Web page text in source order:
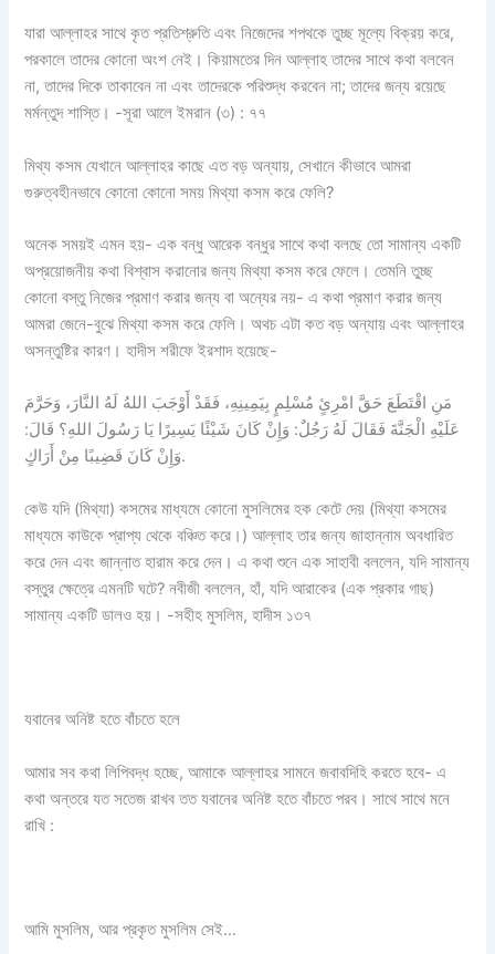
যারা আল্লাহর সাথে কৃত প্রতিশ্রুতি এবং নিজেদের শপথকে তুচ্ছ মূল্যে বিক্রয় করে,
পরকালে তাদের কোনো অংশ নেই। কিয়ামতের দিন আল্লাহ তাদের সাথে কথা বলবেন
না, তাদের দিকে তাকাবেন না এবং তাদেরকে পরিশুদ্ধ করবেন না; তাদের জন্য রয়েছে
মর্মন্তুদ শাস্তি। -সূরা আলে ইমরান (৩) : ৭৭
মিথ্য কসম যেখানে আল্লাহর কাছে এত বড় অন্যায়, সেখানে কীভাবে আমরা
গুরুত্বহীনভাবে কোনো কোনো সময় মিথ্যা কসম করে ফেলি?
অনেক সময়ই এমন হয়- এক বন্ধু আরেক বন্ধুর সাথে কথা বলছে তো সামান্য একটি
অপ্রয়োজনীয় কথা বিশ্বাস করানোর জন্য মিথ্যা কসম করে ফেলে। তেমনি তুচ্ছ
কোনো বস্তু নিজের প্রমাণ করার জন্য বা অন্যের নয়- এ কথা প্রমাণ করার জন্য
আমরা জেনে-বুঝে মিথ্যা কসম করে ফেলি। অথচ এটা কত বড় অন্যায় এবং আল্লাহর
অসন্তুষ্টির কারণ। হাদীস শরীফে ইরশাদ হয়েছে-
مَنِ اقْتَطَعَ حَقَّ امْرِئٍ مُسْلِمٍ بِيَمِينِهِ، فَقَدْ أَوْجَبَ اللهُ لَهُ النَّارَ، وَحَرَّمَ
عَلَيْهِ الْجَنَّةَ فَقَالَ لَهُ رَجُلٌ: وَإِنْ كَانَ شَيْئًا يَسِيرًا يَا رَسُولَ اللهِ؟ قَالَ:
وَإِنْ كَانَ قَضِيبًا مِنْ أَرَاكٍ.
কেউ যদি (মিথ্যা) কসমের মাধ্যমে কোনো মুসলিমের হক কেটে দেয় (মিথ্যা কসমের
মাধ্যমে কাউকে প্রাপ্য থেকে বঞ্চিত করে।) আল্লাহ তার জন্য জাহান্নাম অবধারিত
করে দেন এবং জান্নাত হারাম করে দেন। এ কথা শুনে এক সাহাবী বললেন, যদি সামান্য
বস্তুর ক্ষেত্রে এমনটি ঘটে? নবীজী বললেন, হাঁ, যদি আরাকের (এক প্রকার গাছ)
সামান্য একটি ডালও হয়। -সহীহ মুসলিম, হাদীস ১৩৭
যবানের অনিষ্ট হতে বাঁচতে হলে
আমার সব কথা লিপিবদ্ধ হচ্ছে, আমাকে আল্লাহর সামনে জবাবদিহি করতে হবে- এ
কথা অন্তরে যত সতেজ রাখব তত যবানের অনিষ্ট হতে বাঁচতে পরব। সাথে সাথে মনে
রাখি :
আমি মুসলিম, আর প্রকৃত মুসলিম সেই…